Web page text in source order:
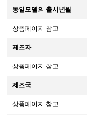
동일모델의 출시년월
상품페이지 참고
제조자
상품페이지 참고
제조국
상품페이지 참고